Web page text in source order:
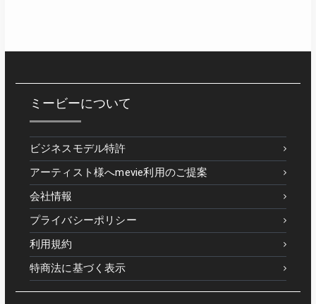
ミービーについて
ビジネスモデル特許
アーティスト様へmevie利用のご提案
会社情報
プライバシーポリシー
利用規約
特商法に基づく表示